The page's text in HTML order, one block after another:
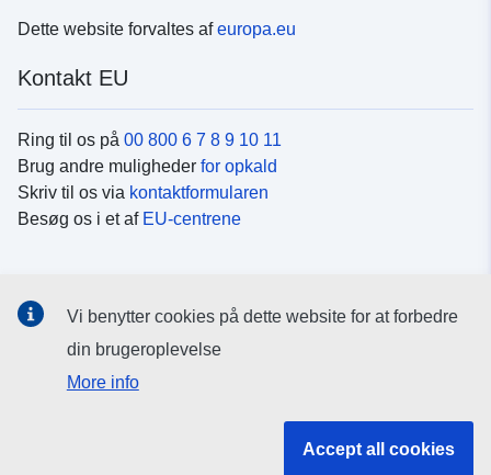
Dette website forvaltes afeuropa.eu
Kontakt EU
Ring til os på 00 800 6 7 8 9 10 11
Brug andre muligheder for opkald
Skriv til os via kontaktformularen
Besøg os i et af EU-centrene
Søg efter EU's sider påsociale medier
EU-institutioner og -organer
Vi benytter cookies på dette website for at forbedre
din brugeroplevelse
More info
Accept all cookies